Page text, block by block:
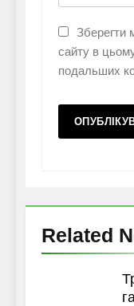
Зберегти
сайту в
подальших
Related